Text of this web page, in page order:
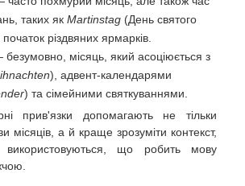
таких як Martinstag (День святого
різдвяних ярмарків.
місяць, який асоціюється з
), адвент-календарями
) та сімейними святкуваннями.
прив'язки допомагають не тільки
місяців, а й краще зрозуміти контекст,
що робить мову